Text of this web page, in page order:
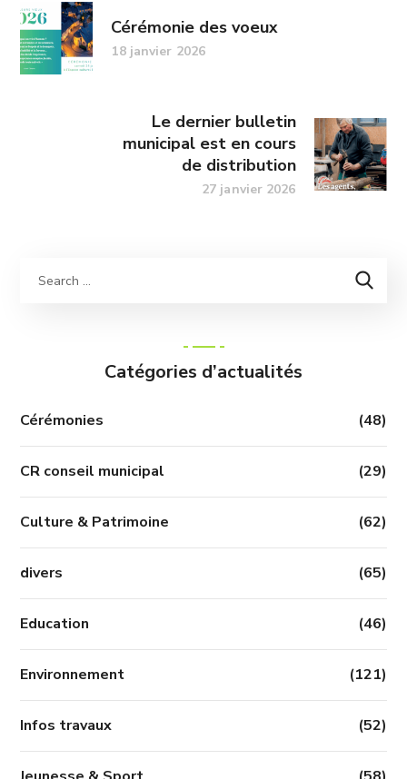
Cérémonie des voeux
18 janvier 2026
Le dernier bulletin
municipal est en cours
de distribution
27 janvier 2026
Catégories d’actualités
Cérémonies (48)
CR conseil municipal (29)
Culture & Patrimoine (62)
divers (65)
Education (46)
Environnement (121)
Infos travaux (52)